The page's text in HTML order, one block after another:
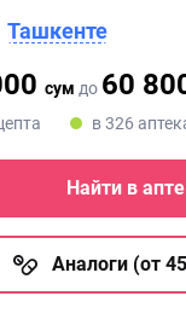
Ташкенте
сум до 60
в 326
Найти в
Аналоги (от